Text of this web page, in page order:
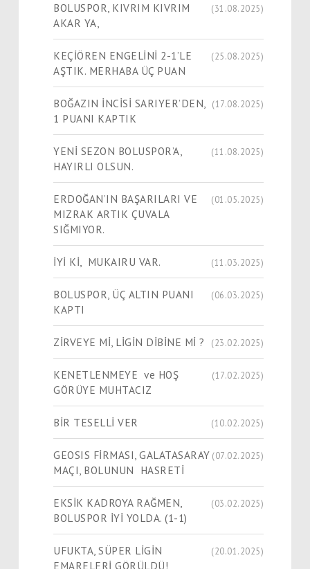
BOLUSPOR, KIVRIM KIVRIM
AKAR YA,
(31.08.2025)
KEÇİÖREN ENGELİNİ 2-1’LE
AŞTIK. MERHABA ÜÇ PUAN
(25.08.2025)
BOĞAZIN İNCİSİ SARIYER’DEN,
1 PUANI KAPTIK
(17.08.2025)
YENİ SEZON BOLUSPOR’A,
HAYIRLI OLSUN.
(11.08.2025)
ERDOĞAN’IN BAŞARILARI VE
MIZRAK ARTIK ÇUVALA
SIĞMIYOR.
(01.05.2025)
İYİ Kİ, MUKAIRU VAR. (11.03.2025)
BOLUSPOR, ÜÇ ALTIN PUANI
KAPTI
(06.03.2025)
ZİRVEYE Mİ, LİGİN DİBİNE Mİ ? (23.02.2025)
KENETLENMEYE ve HOŞ
GÖRÜYE MUHTACIZ
(17.02.2025)
BİR TESELLİ VER (10.02.2025)
GEOSIS FİRMASI, GALATASARAY
MAÇI, BOLUNUN HASRETİ
(07.02.2025)
EKSİK KADROYA RAĞMEN,
BOLUSPOR İYİ YOLDA. (1-1)
(03.02.2025)
UFUKTA, SÜPER LİGİN
EMARELERİ GÖRÜLDÜ!
(20.01.2025)